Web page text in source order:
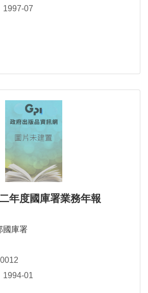
1997-07
年度國庫署業務年報
國庫署
1994-01